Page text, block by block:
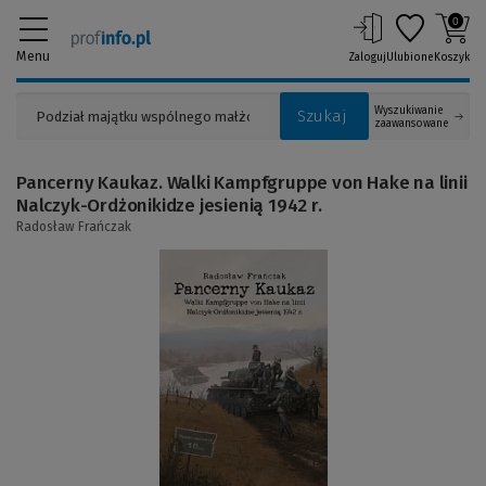
Menu
Szukaj
Wyszukiwanie
zaawansowane
ZalogujUlubione
0
Koszyk
Pancerny Kaukaz. Walki Kampfgruppe von Hake na linii
Nalczyk-Ordżonikidze jesienią 1942 r.
Radosław Frańczak